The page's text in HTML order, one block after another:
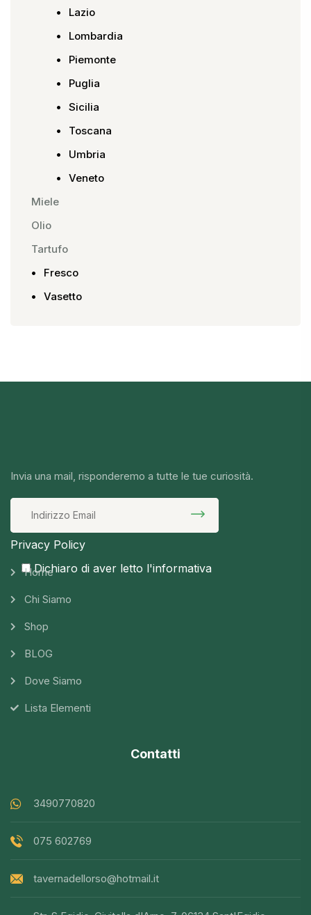
Lazio
Lombardia
Piemonte
Puglia
Sicilia
Toscana
Umbria
Veneto
Miele
Olio
Tartufo
Fresco
Vasetto
Invia una mail, risponderemo a tutte le tue curiosità.
Privacy Policy
Dichiaro di aver letto l'informativa
Home
Chi Siamo
Shop
BLOG
Dove Siamo
Lista Elementi
Contatti
3490770820
075 602769
tavernadellorso@hotmail.it